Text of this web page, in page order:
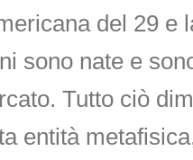
del 29 e
sono nate e
Tutto ciò
entità